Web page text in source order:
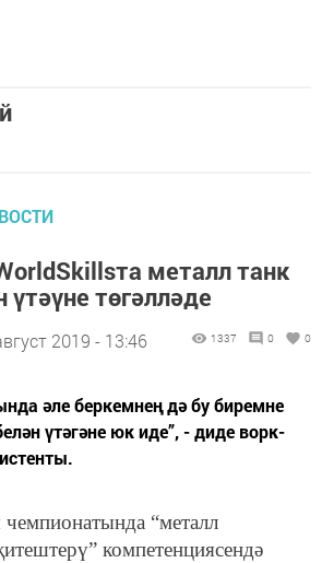
металл танк
төгәлләде
2019 - 13:46 1337 0 0
әле беркемнең дә бу биремне
үтәгәне юк иде”, - диде ворк-
“металл
компетенциясендә